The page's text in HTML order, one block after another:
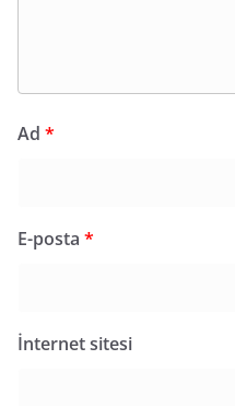
Ad *
E-posta *
İnternet sitesi